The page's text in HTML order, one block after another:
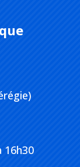
16h30